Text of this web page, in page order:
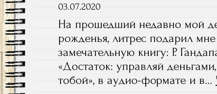
03.07.2020
На прошедший недавно мой
рожденья, литрес подарил мне
замечательную книгу: Р.
«Достаток: управляй
тобой», в аудио-формате и в…